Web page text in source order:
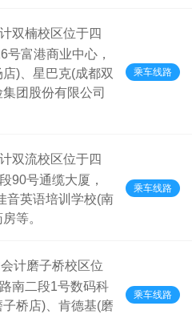
双楠校区位于四
号富港商业中心，
)、星巴克(成都双
团股份有限公司
乘车线路
双流校区位于四
90号通缆大厦，
音英语培训学校(南
等。
乘车线路
计磨子桥校区位
南二段1号数码科
桥店)、肯德基(磨
乘车线路